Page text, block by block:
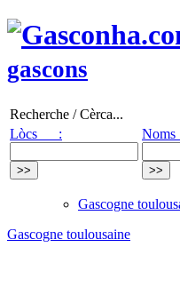
gascons
Recherche / Cèrca...
Lòcs :
Gascogne
Gascogne toulousaine